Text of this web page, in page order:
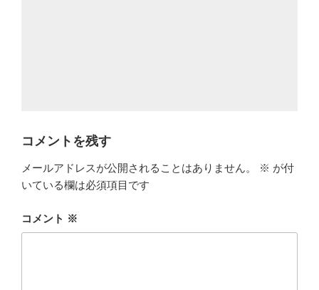
コメントを残す
メールアドレスが公開されることはありません。 ※ が付
いている欄は必須項目です
コメント ※